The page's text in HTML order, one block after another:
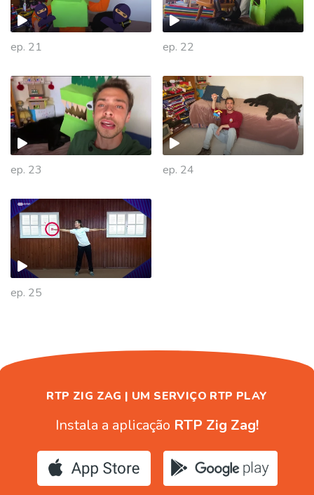
ep. 21 ep. 22
ep. 23 ep. 24
472423
ep. 25
472651
RTP ZIG ZAG | UM SERVIÇO RTP PLAY
Instala a aplicação RTP Zig Zag!